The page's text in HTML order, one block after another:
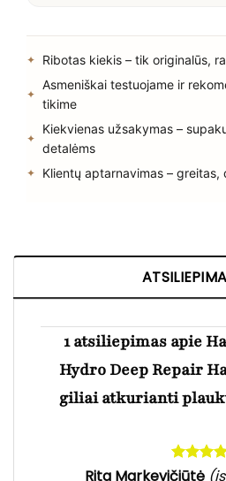
Ribotas kiekis – tik originalūs,
Asmeniškai testuojame ir
tikime
Kiekvienas užsakymas –
detalėms
Klientų aptarnavimas –
1 atsiliepimas apie
Hydro Deep Repair
giliai atkurianti
Rita Markevičiūtė